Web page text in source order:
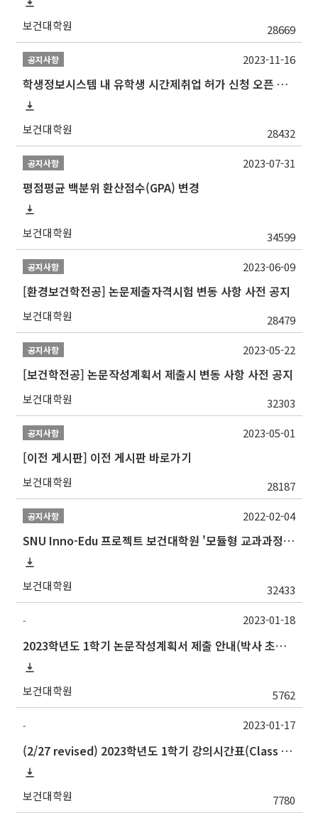
보건대학원 28669
공지사항
학생정보시스템 내 유학생 시간제취업 허가 신청 오픈 안내
보건대학원 28432
2023-11-16
공지사항
평점평균 백분위 환산점수(GPA) 변경
보건대학원 34599
2023-07-31
공지사항
[환경보건학전공] 논문제출자격시험 변동 사항 사전 공지
보건대학원 28479
2023-06-09
공지사항
[보건학전공] 논문작성계획서 제출시 변동 사항 사전 공지
보건대학원 32303
2023-05-22
공지사항
[이전 게시판] 이전 게시판 바로가기
보건대학원 28187
2023-05-01
공지사항
SNU Inno-Edu 프로젝트 보건대학원 '모듈형 교과과정' 안내(revised 2022/2/28)
보건대학원 32433
2022-02-04
-
2023학년도 1학기 논문작성계획서 제출 안내(박사 초심 일정 포함)_Thesis Proposal
보건대학원 5762
2023-01-18
-
(2/27 revised) 2023학년도 1학기 강의시간표(Class schedule, 2023 Spring semester)
보건대학원 7780
2023-01-17